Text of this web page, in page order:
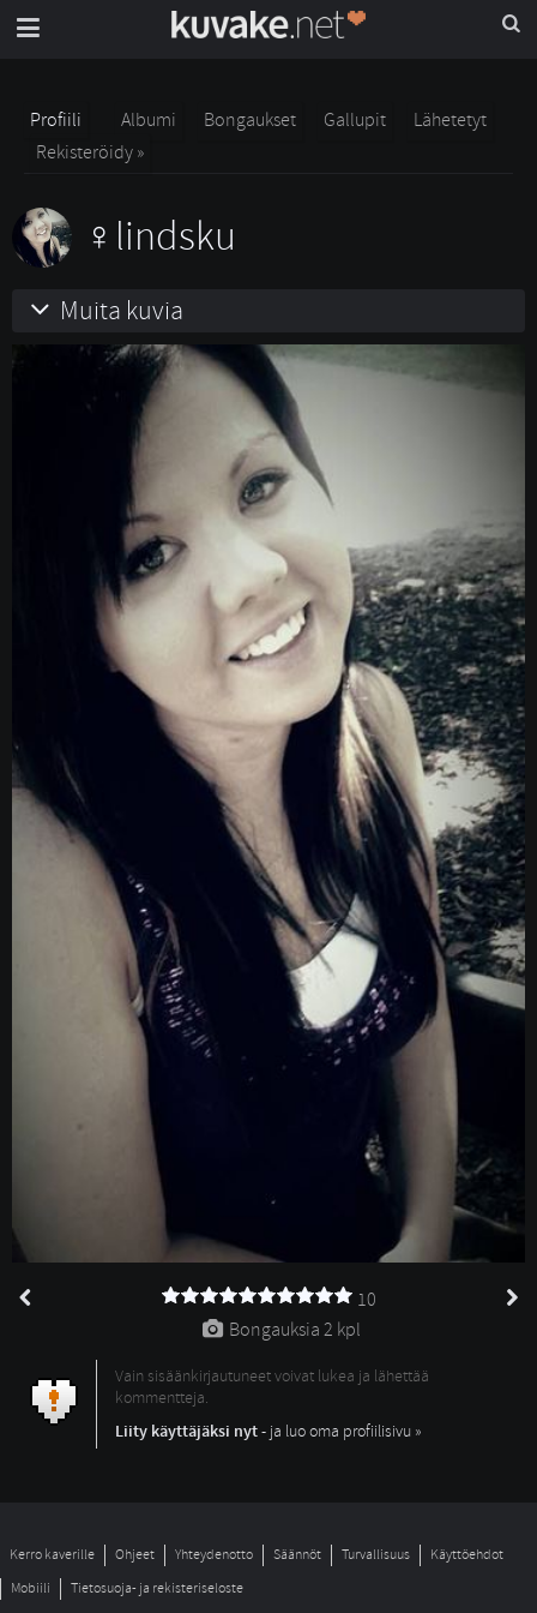
Profiili Albumi Bongaukset Gallupit
Lähetetyt
Rekisteröidy »
lindsku
Muita kuvia
10
Bongauksia 2 kpl
Vain sisäänkirjautuneet voivat lukea ja lähettää
kommentteja.
Liity käyttäjäksi nyt- ja luo oma profiilisivu »
Kerro kaverille Ohjeet Yhteydenotto Säännöt Turvallisuus
Käyttöehdot
Mobiili
Tietosuoja- ja rekisteriseloste